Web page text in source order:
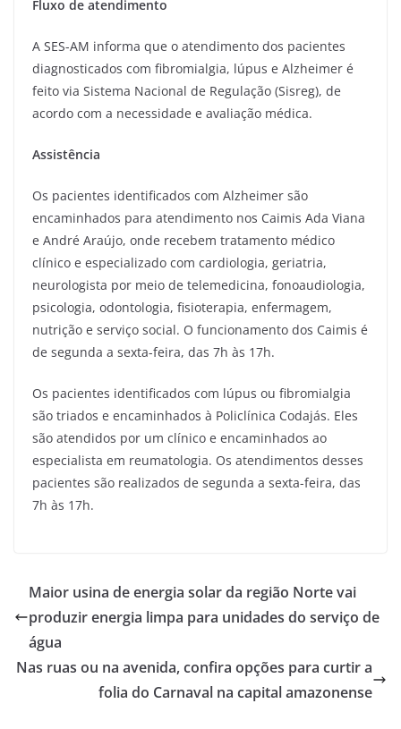
Fluxo de atendimento
A SES-AM informa que o atendimento dos pacientes
diagnosticados com fibromialgia, lúpus e Alzheimer é
feito via Sistema Nacional de Regulação (Sisreg), de
acordo com a necessidade e avaliação médica.
Assistência
Os pacientes identificados com Alzheimer são
encaminhados para atendimento nos Caimis Ada Viana
e André Araújo, onde recebem tratamento médico
clínico e especializado com cardiologia, geriatria,
neurologista por meio de telemedicina, fonoaudiologia,
psicologia, odontologia, fisioterapia, enfermagem,
nutrição e serviço social. O funcionamento dos Caimis é
de segunda a sexta-feira, das 7h às 17h.
Os pacientes identificados com lúpus ou fibromialgia
são triados e encaminhados à Policlínica Codajás. Eles
são atendidos por um clínico e encaminhados ao
especialista em reumatologia. Os atendimentos desses
pacientes são realizados de segunda a sexta-feira, das
7h às 17h.
Maior usina de energia solar da região Norte vai
produzir energia limpa para unidades do serviço de
água
Nas ruas ou na avenida, confira opções para curtir a
folia do Carnaval na capital amazonense